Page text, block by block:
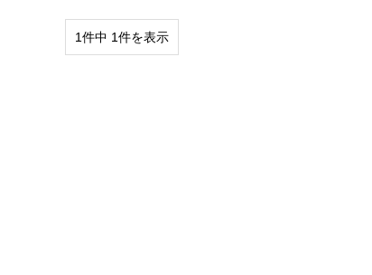
1件中 1件を表示